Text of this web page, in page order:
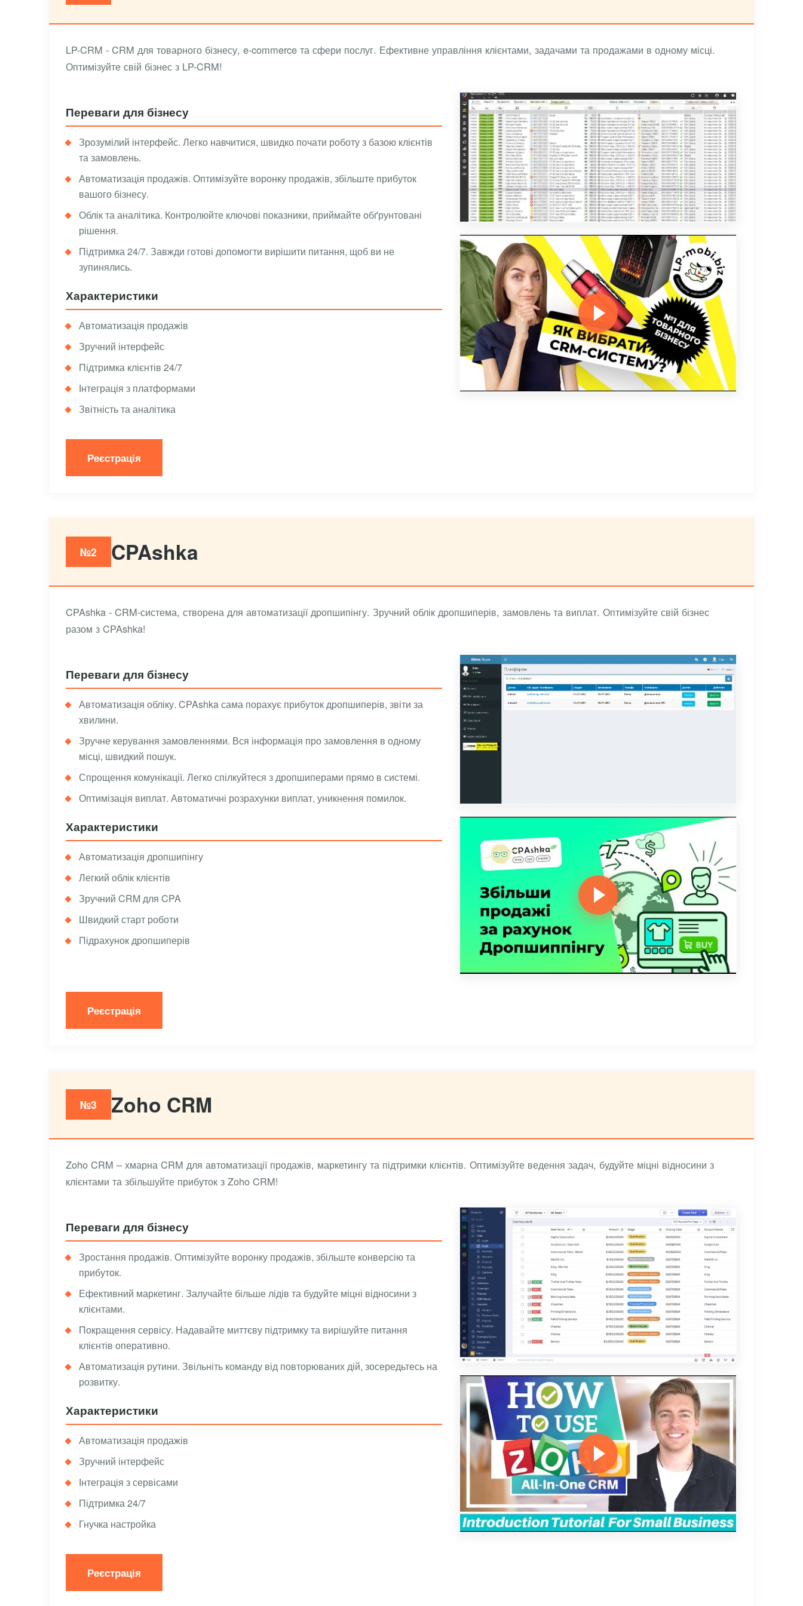
LP-CRM - CRM для товарного бізнесу, e-commerce та сфери послуг. Ефективне управління клієнтами, задачами та продажами в одному місці.
Оптимізуйте свій бізнес з LP-CRM!
Переваги для бізнесу
Зрозумілий інтерфейс. Легко навчитися, швидко почати роботу з базою клієнтів
та замовлень.
Автоматизація продажів. Оптимізуйте воронку продажів, збільште прибуток
вашого бізнесу.
Облік та аналітика. Контролюйте ключові показники, приймайте обґрунтовані
рішення.
Підтримка 24/7. Завжди готові допомогти вирішити питання, щоб ви не
зупинялись.
Характеристики
Автоматизація продажів
Зручний інтерфейс
Підтримка клієнтів 24/7
Інтеграція з платформами
Звітність та аналітика
Реєстрація
№2 CPAshka
CPAshka - CRM-система, створена для автоматизації дропшипінгу. Зручний облік дропшиперів, замовлень та виплат. Оптимізуйте свій бізнес
разом з CPAshka!
Переваги для бізнесу
Автоматизація обліку. CPAshka сама порахує прибуток дропшиперів, звіти за
хвилини.
Зручне керування замовленнями. Вся інформація про замовлення в одному
місці, швидкий пошук.
Спрощення комунікації. Легко спілкуйтеся з дропшиперами прямо в системі.
Оптимізація виплат. Автоматичні розрахунки виплат, уникнення помилок.
Характеристики
Автоматизація дропшипінгу
Легкий облік клієнтів
Зручний CRM для CPA
Швидкий старт роботи
Підрахунок дропшиперів
Реєстрація
№3 Zoho CRM
Zoho CRM – хмарна CRM для автоматизації продажів, маркетингу та підтримки клієнтів. Оптимізуйте ведення задач, будуйте міцні відносини з
клієнтами та збільшуйте прибуток з Zoho CRM!
Переваги для бізнесу
Зростання продажів. Оптимізуйте воронку продажів, збільште конверсію та
прибуток.
Ефективний маркетинг. Залучайте більше лідів та будуйте міцні відносини з
клієнтами.
Покращення сервісу. Надавайте миттєву підтримку та вирішуйте питання
клієнтів оперативно.
Автоматизація рутини. Звільніть команду від повторюваних дій, зосередьтесь на
розвитку.
Характеристики
Автоматизація продажів
Зручний інтерфейс
Інтеграція з сервісами
Підтримка 24/7
Гнучка настройка
Реєстрація